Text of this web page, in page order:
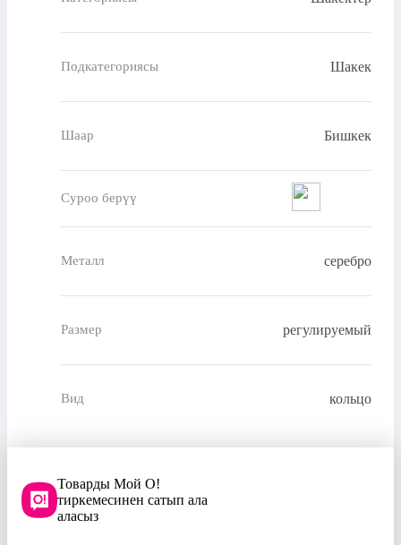
Подкатегориясы Шакек
Шаар Бишкек
Суроо берүү
Металл серебро
Размер регулируемый
Вид кольцо
Товарды Мой О!
тиркемесинен сатып ала
аласыз